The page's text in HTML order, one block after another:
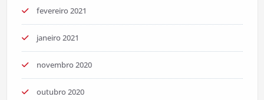
fevereiro 2021
janeiro 2021
novembro 2020
outubro 2020